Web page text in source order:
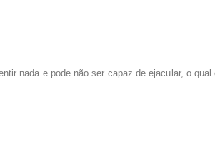
nada e pode não ser capaz de ejacular, o qual